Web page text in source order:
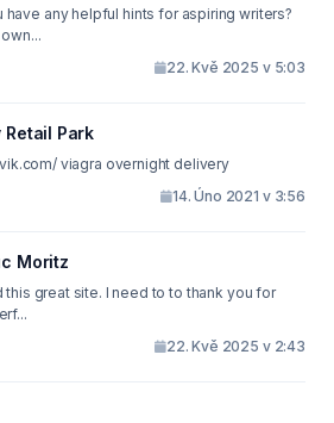
any helpful hints for aspiring writers?
22. Kvě 2025 v 5:03
Retail Park
viagrapills http://viagriyvik.com/ viagra overnight delivery
14. Úno 2021 v 3:56
Moritz
need to to thank you for
22. Kvě 2025 v 2:43